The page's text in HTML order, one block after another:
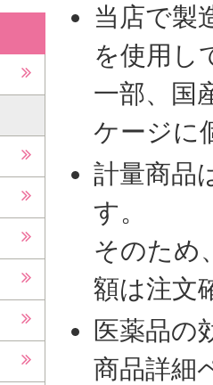
当店で製
を使用し
一部、国
ケージに
計量商品
す。
そのため
額は注文
医薬品の
商品詳細